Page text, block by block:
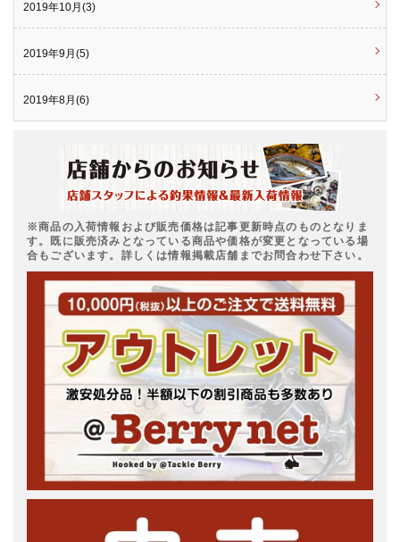
2019年10月(3)
2019年9月(5)
2019年8月(6)
※商品の入荷情報および販売価格は記事更新時点のものとなりま
す。既に販売済みとなっている商品や価格が変更となっている場
合もございます。詳しくは情報掲載店舗までお問合わせ下さい。